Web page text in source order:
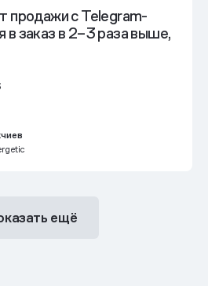
продажи с Telegram-
в заказ в 2–3 раза выше,
ещё